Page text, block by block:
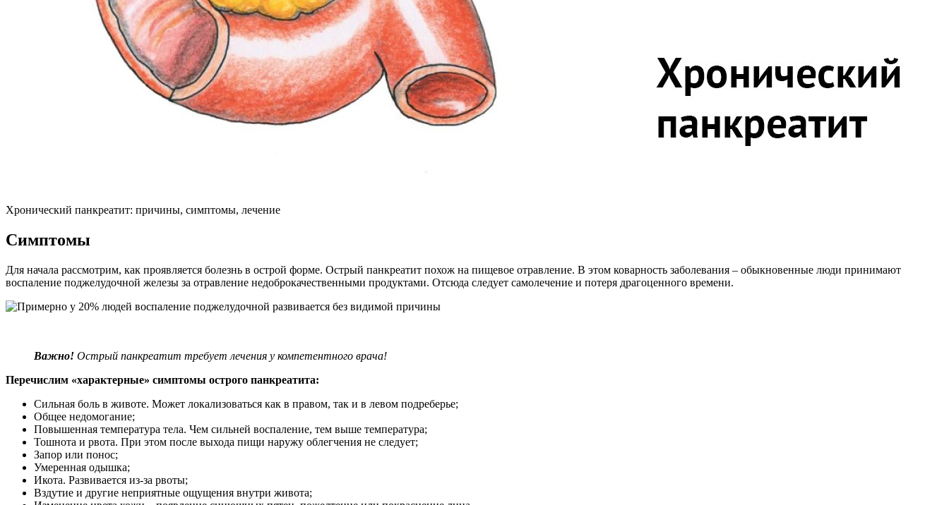
Хронический панкреатит: причины, симптомы, лечение
Симптомы
Для начала рассмотрим, как проявляется болезнь в острой форме. Острый панкреатит похож на пищевое отравление. В этом коварность заболевания – обыкновенные люди принимают
воспаление поджелудочной железы за отравление недоброкачественными продуктами. Отсюда следует самолечение и потеря драгоценного времени.
Важно! Острый панкреатит требует лечения у компетентного врача!
Перечислим «характерные» симптомы острого панкреатита:
Сильная боль в животе. Может локализоваться как в правом, так и в левом подреберье;
Общее недомогание;
Повышенная температура тела. Чем сильней воспаление, тем выше температура;
Тошнота и рвота. При этом после выхода пищи наружу облегчения не следует;
Запор или понос;
Умеренная одышка;
Икота. Развивается из-за рвоты;
Вздутие и другие неприятные ощущения внутри живота;